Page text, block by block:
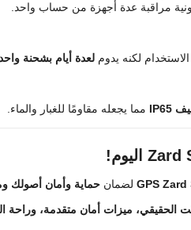
مراقبة عدة أجهزة من حساب واحد.
لكنه يدوم لعدة أيام بشحنة
مما يجعله مقاومًا للغبار والماء.
لضمان حماية وأمان أصولك
الحقيقي، ميزات أمان متقدمة، وراحة